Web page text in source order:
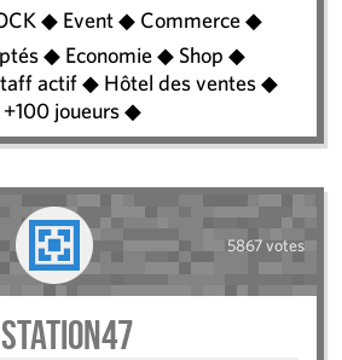
◆ Event ◆ Commerce ◆
◆ Economie ◆ Shop ◆
actif ◆ Hôtel des ventes ◆
+100 joueurs ◆
5867 votes
Station47